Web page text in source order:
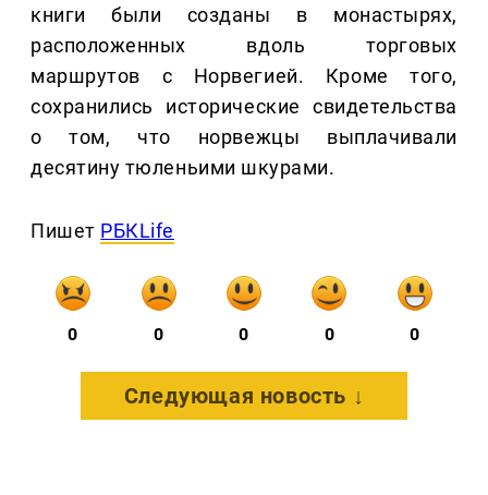
книги были созданы в монастырях,
расположенных вдоль торговых
маршрутов с Норвегией. Кроме того,
сохранились исторические свидетельства
о том, что норвежцы выплачивали
десятину тюленьими шкурами.
Пишет РБКLife
0 0 0 0 0
Следующая новость ↓